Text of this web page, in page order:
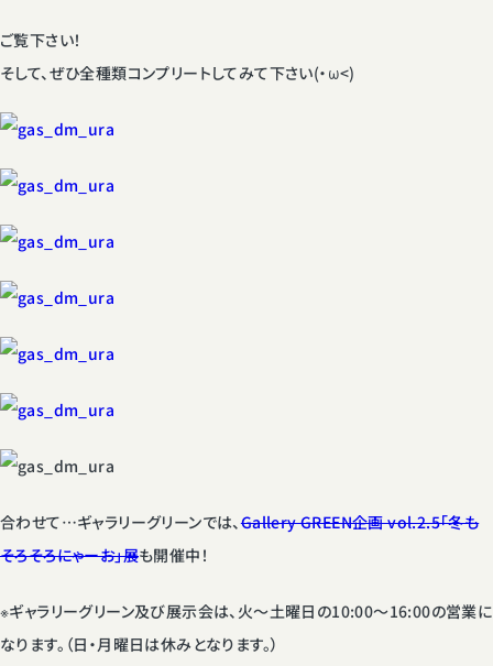
ご覧下さい！
そして、ぜひ全種類コンプリートしてみて下さい(・ω<)
合わせて…ギャラリーグリーンでは、Gallery GREEN企画 vol.2.5「冬も
そろそろにゃーお」展も開催中！
※ギャラリーグリーン及び展示会は、火〜土曜日の10:00〜16:00の営業に
なります。（日・月曜日は休みとなります。）